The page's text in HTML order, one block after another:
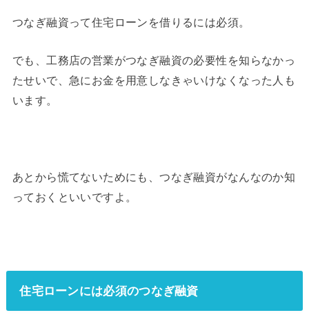
つなぎ融資って住宅ローンを借りるには必須。
でも、工務店の営業がつなぎ融資の必要性を知らなかっ
たせいで、急にお金を用意しなきゃいけなくなった人も
います。
あとから慌てないためにも、つなぎ融資がなんなのか知
っておくといいですよ。
住宅ローンには必須のつなぎ融資